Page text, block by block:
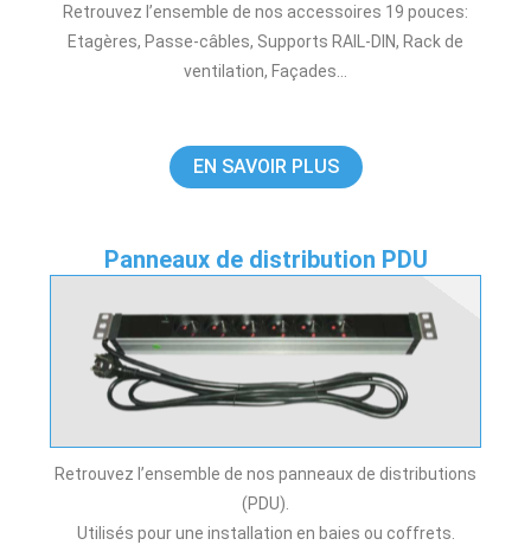
Retrouvez l’ensemble de nos accessoires 19 pouces:
Etagères, Passe-câbles, Supports RAIL-DIN, Rack de
ventilation, Façades…
EN SAVOIR PLUS
Panneaux de distribution PDU
Retrouvez l’ensemble de nos panneaux de distributions
(PDU).
Utilisés pour une installation en baies ou coffrets.